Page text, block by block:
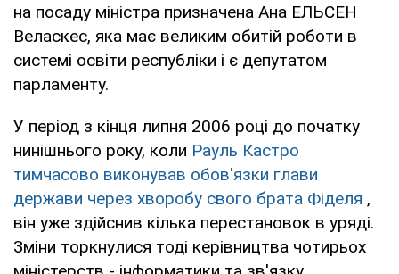
на посаду міністра призначена Ана ЕЛЬСЕН
Веласкес, яка має великим обитій роботи в
системі освіти республіки і є депутатом
парламенту.
У період з кінця липня 2006 році до початку
нинішнього року, коли Рауль Кастро
тимчасово виконував обов'язки глави
держави через хворобу свого брата Фіделя ,
він уже здійснив кілька перестановок в уряді.
Зміни торкнулися тоді керівництва чотирьох